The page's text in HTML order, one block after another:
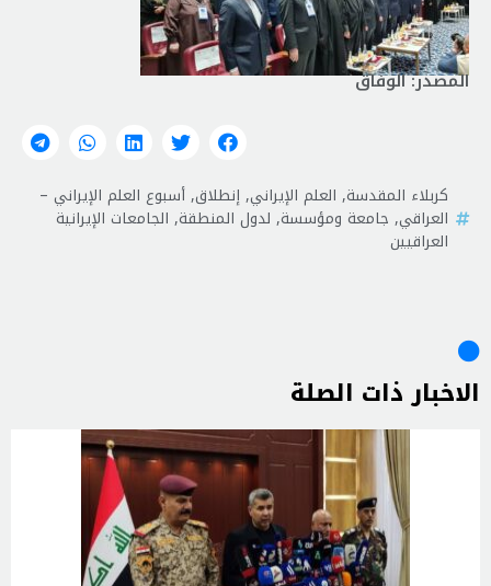
المصدر: الوفاق
كربلاء المقدسة, العلم الإيراني,إنطلاق,أسبوع العلم الإيراني –
العراقي, جامعة ومؤسسة, لدول المنطقة, الجامعات الإيرانية
العراقيين
الاخبار ذات الصلة